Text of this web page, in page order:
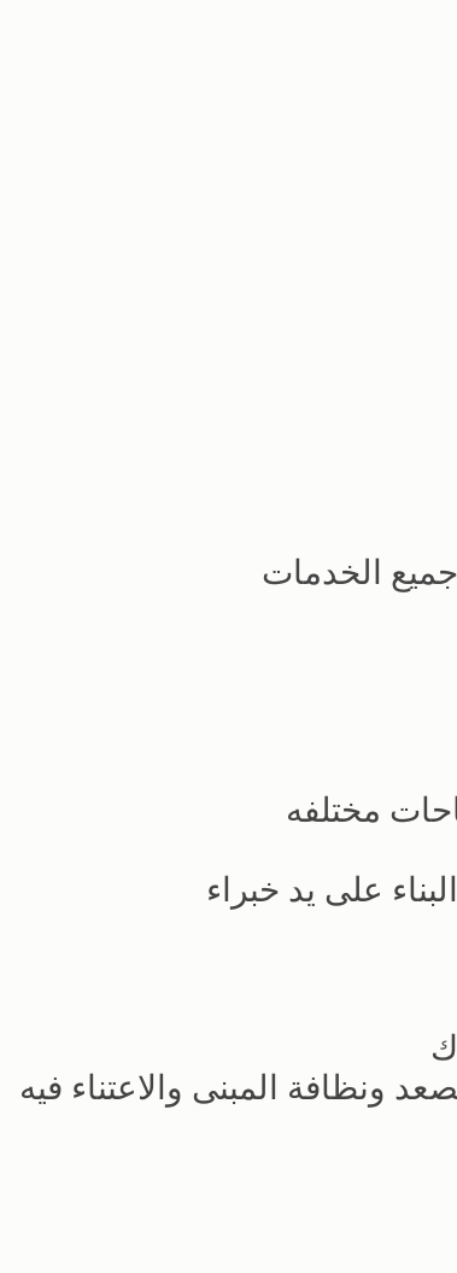
الخدمات
على يد خبراء
المبنى والاعتناء فيه